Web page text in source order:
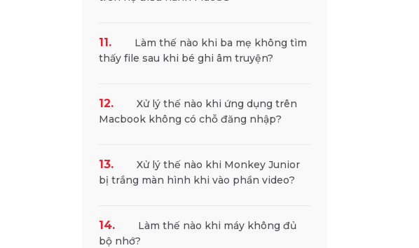
Bé học tiếng Anh dễ dàng
Nhận tư vấn về chương trình
11.
Làm thế nào khi ba mẹ không tìm
thấy file sau khi bé ghi âm truyện?
12.
Xử lý thế nào khi ứng dụng trên
Macbook không có chỗ đăng nhập?
13.
Xử lý thế nào khi Monkey Junior
bị trắng màn hình khi vào phần video?
14.
Làm thế nào khi máy không đủ
bộ nhớ?